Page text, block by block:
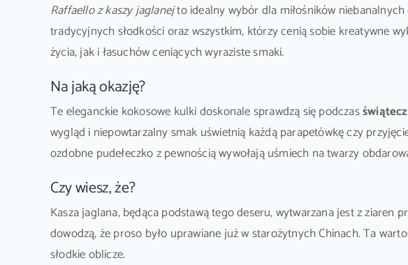
Raffaello z kaszy jaglanejto idealny wybór dla miłośników
tradycyjnych słodkości oraz wszystkim, którzy cenią sobie kreatywne
życia, jak i łasuchów ceniących wyraziste smaki.
Na jaką okazję?
Te eleganckie kokosowe kulki doskonale sprawdzą się podczas
wygląd i niepowtarzalny smak uświetnią każdą parapetówkę czy
ozdobne pudełeczko z pewnością wywołają uśmiech na twarzy
Czy wiesz, że?
Kasza jaglana, będąca podstawą tego deseru, wytwarzana jest z
dowodzą, że proso było uprawiane już w starożytnych Chinach. Ta
słodkie oblicze.